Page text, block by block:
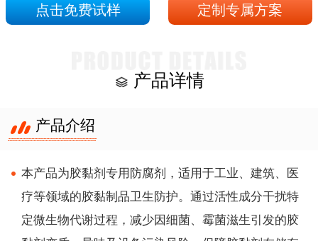
点击免费试样 定制专属方案
产品详情
产品介绍
本产品为胶黏剂专用防腐剂，适用于工业、建筑、医
疗等领域的胶黏制品卫生防护。通过活性成分干扰特
定微生物代谢过程，减少因细菌、霉菌滋生引发的胶